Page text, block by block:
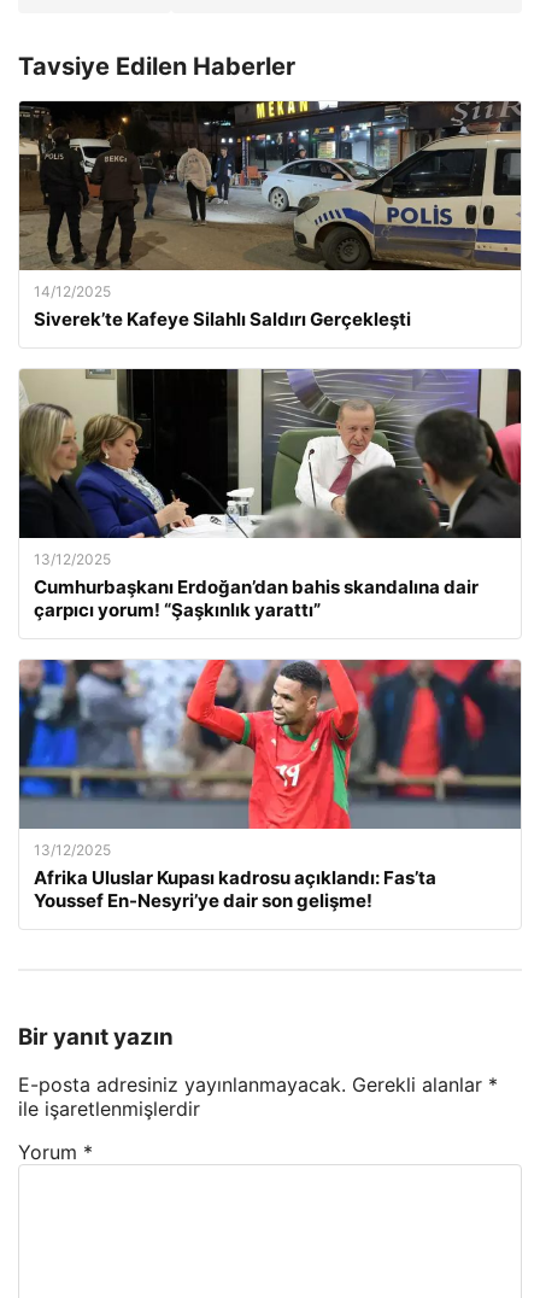
Tavsiye Edilen Haberler
14/12/2025
Siverek’te Kafeye Silahlı Saldırı Gerçekleşti
13/12/2025
Cumhurbaşkanı Erdoğan’dan bahis skandalına dair
çarpıcı yorum! “Şaşkınlık yarattı”
13/12/2025
Afrika Uluslar Kupası kadrosu açıklandı: Fas’ta
Youssef En-Nesyri’ye dair son gelişme!
Bir yanıt yazın
E-posta adresiniz yayınlanmayacak. Gerekli alanlar *
ile işaretlenmişlerdir
Yorum *